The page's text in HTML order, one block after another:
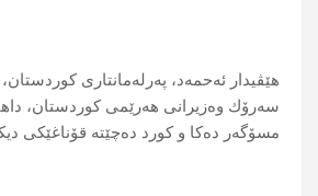
هێڤیدار ئه‌حمه‌د، په‌رله‌مانتاری
سه‌رۆك وه‌زیرانی هه‌رێمی كوردستان،
مسۆگه‌ر ده‌كا و كورد ده‌چێته‌ قۆناغێكی